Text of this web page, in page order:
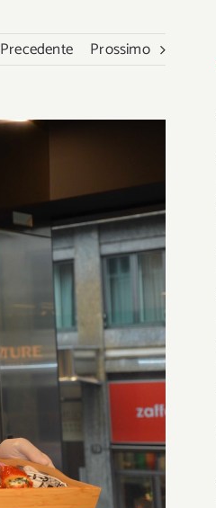
Precedente Prossimo